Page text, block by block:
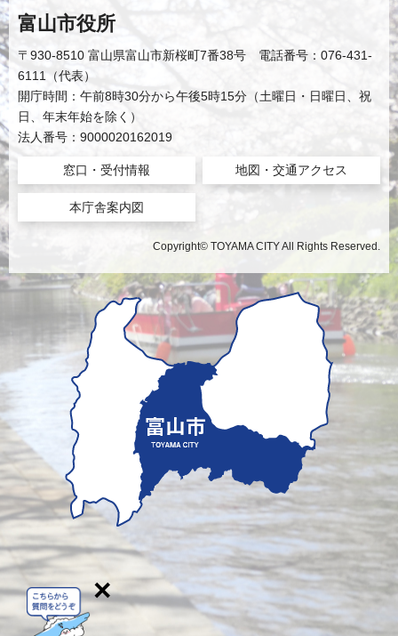
富山市役所
〒930-8510 富山県富山市新桜町7番38号 電話番号：076-431-
6111（代表）
開庁時間：午前8時30分から午後5時15分（土曜日・日曜日、祝
日、年末年始を除く）
法人番号：9000020162019
窓口・受付情報 地図・交通アクセス
本庁舎案内図
Copyright© TOYAMA CITY All Rights Reserved.
×